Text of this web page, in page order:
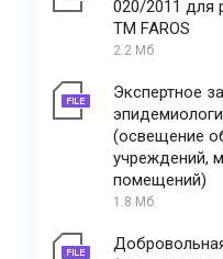
020/2011 для
ТМ FAROS
2.2 Мб
Экспертное
(освещение
учреждений,
помещений)
1.8 Мб